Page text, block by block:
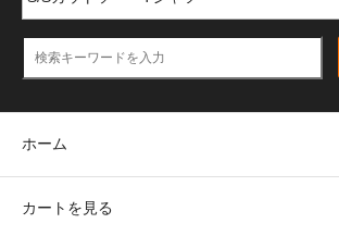
ホーム
カートを見る